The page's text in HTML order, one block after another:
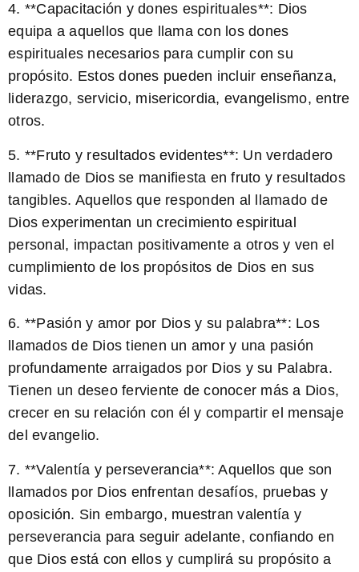
4. **Capacitación y dones espirituales**: Dios
equipa a aquellos que llama con los dones
espirituales necesarios para cumplir con su
propósito. Estos dones pueden incluir enseñanza,
liderazgo, servicio, misericordia, evangelismo, entre
otros.
5. **Fruto y resultados evidentes**: Un verdadero
llamado de Dios se manifiesta en fruto y resultados
tangibles. Aquellos que responden al llamado de
Dios experimentan un crecimiento espiritual
personal, impactan positivamente a otros y ven el
cumplimiento de los propósitos de Dios en sus
vidas.
6. **Pasión y amor por Dios y su palabra**: Los
llamados de Dios tienen un amor y una pasión
profundamente arraigados por Dios y su Palabra.
Tienen un deseo ferviente de conocer más a Dios,
crecer en su relación con él y compartir el mensaje
del evangelio.
7. **Valentía y perseverancia**: Aquellos que son
llamados por Dios enfrentan desafíos, pruebas y
oposición. Sin embargo, muestran valentía y
perseverancia para seguir adelante, confiando en
que Dios está con ellos y cumplirá su propósito a